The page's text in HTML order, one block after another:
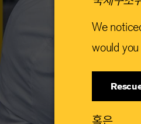
We
would
혹은​